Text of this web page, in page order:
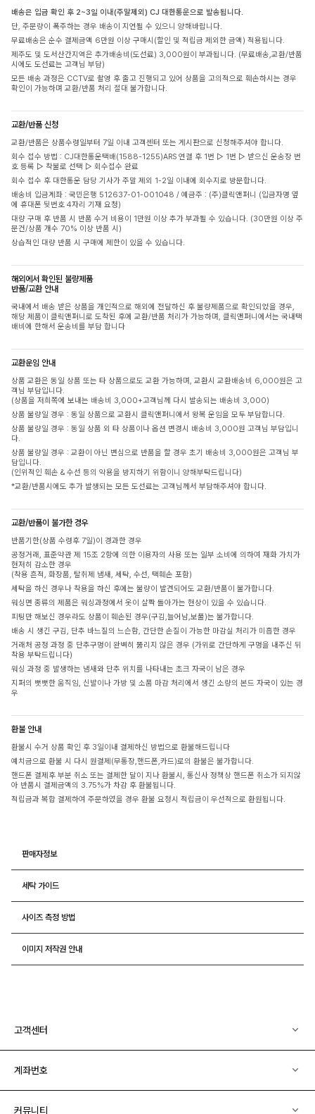
배송은 입금 확인 후 2~3일 이내(주말제외) CJ 대한통운으로 발송됩니다.
단, 주문량이 폭주하는 경우 배송이 지연될 수 있으니 양해바랍니다.
무료배송은 순수 결제금액 6만원 이상 구매시(할인 및 적립금 제외한 금액) 적용됩니다.
제주도 및 도서산간지역은 추가배송비(도선료) 3,000원이 부과됩니다. (무료배송,교환/반품
시에도 도선료는 고객님 부담)
모든 배송 과정은 CCTV로 촬영 후 출고 진행되고 있어 상품을 고의적으로 훼손하시는 경우
확인이 가능하며 교환/반품 처리 절대 불가합니다.
교환/반품 신청
교환/반품은 상품수령일부터 7일 이내 고객센터 또는 게시판으로 신청해주셔야 합니다.
회수 접수 방법 : CJ대한통운택배(1588-1255)ARS 연결 후 1번 ▷ 1번 ▷ 받으신 운송장 번
호 등록 ▷ 착불로 선택 ▷ 회수접수 완료
회수 접수 후 대한통운 담당 기사가 주말 제외 1-2일 이내에 회수지로 방문합니다.
배송비 입금계좌 : 국민은행 512637-01-001048 / 예금주 : (주)클릭앤퍼니 (입금자명 옆
에 휴대폰 뒷번호 4자리 기재 요청)
대량 구매 후 반품 시 반품 수거 비용이 1만원 이상 추가 부과될 수 있습니다. (30만원 이상 주
문건/상품 개수 70% 이상 반품 시)
상습적인 대량 반품 시 구매에 제한이 있을 수 있습니다.
해외에서 확인된 불량제품
반품/교환 안내
국내에서 배송 받은 상품을 개인적으로 해외에 전달하신 후 불량제품으로 확인되었을 경우,
해당 제품이 클릭앤퍼니로 도착된 후에 교환/반품 처리가 가능하며, 클릭앤퍼니에서는 국내택
배비에 한해서 운송비를 부담 합니다
교환운임 안내
상품 교환은 동일 상품 또는 타 상품으로도 교환 가능하며, 교환시 교환배송비 6,000원은 고
객님 부담입니다.
(상품을 저희쪽에 보내는 배송비 3,000+고객님께 다시 발송되는 배송비 3,000)
상품 불량일 경우 : 동일 상품으로 교환시 클릭앤퍼니에서 왕복 운임을 모두 부담합니다.
상품 불량일 경우 : 동일 상품 외 타 상품이나 옵션 변경시 배송비 3,000원 고객님 부담입니
다.
상품 불량일 경우 : 교환이 아닌 변심으로 반품을 할 경우 초기 배송비 3,000원은 고객님 부
담입니다.
(인위적인 훼손 & 수선 등의 악용을 방지하기 위함이니 양해부탁드립니다)
*교환/반품시에도 추가 발생되는 모든 도선료는 고객님께서 부담해주셔야 합니다.
교환/반품이 불가한 경우
반품기한(상품 수령후 7일)이 경과한 경우
공정거래, 표준약관 제 15조 2항에 의한 이용자의 사용 또는 일부 소비에 의하여 재화 가치가
현저히 감소한 경우
(착용 흔적, 화장품, 탈취제 냄새, 세탁, 수선, 택훼손 포함)
세탁을 하신 경우나 착용을 하신 후에는 불량이 발견되어도 교환/반품이 불가합니다.
워싱면 종류의 제품은 워싱과정에서 옷이 살짝 돌아가는 현상이 있을 수 있습니다.
피팅만 해보신 경우라도 상품이 훼손된 경우(구김,늘어남,보풀)는 불가합니다.
배송 시 생긴 구김, 단추 바느질의 느슨함, 간단한 손질이 가능한 마감실 처리가 미흡한 경우
거래처 공정 과정 중 단추구멍이 완벽히 뚫리지 않은 경우 (가위로 간단하게 구멍을 내주신 뒤
착용 부탁드립니다)
워싱 과정 중 발생하는 냄새와 단추 위치를 나타내는 초크 자국이 남은 경우
지퍼의 뻣뻣한 움직임, 신발이나 가방 및 소품 마감 처리에서 생긴 소량의 본드 자국이 있는 경
우
환불 안내
환불시 수거 상품 확인 후 3일이내 결제하신 방법으로 환불해드립니다
예치금으로 환불 시 다시 원결제(무통장,핸드폰,카드)로의 환불은 불가합니다.
핸드폰 결제후 부분 취소 또는 결제한 달이 지나 환불시, 통신사 정책상 핸드폰 취소가 되지않
아 반품시 결제금액의 3.75%가 차감 후 환불됩니다.
적립금과 복합 결제하여 주문하였을 경우 환불 요청시 적립금이 우선적으로 환원됩니다.
판매자정보
세탁 가이드
사이즈 측정 방법
이미지 저작권 안내
고객센터
계좌번호
커뮤니티